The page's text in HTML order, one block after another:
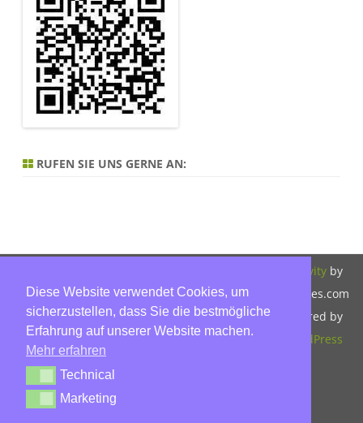
RUFEN SIE UNS GERNE AN:
Hinnerk Warter,
Warter-
Immobilien,
Lübeck, Tel: 0451-
30503930, Mobil:
unsere
Datenschutzerklärung.
ZeroGravityby
GalussoThemes.com
Powered by
WordPress
Diese Website verwendet Cookies, um
sicherzustellen, dass Sie die bestmögliche
Erfahrung auf unserer Website machen.
Mehr erfahren
TechnicalTechnical
MarketingMarketing